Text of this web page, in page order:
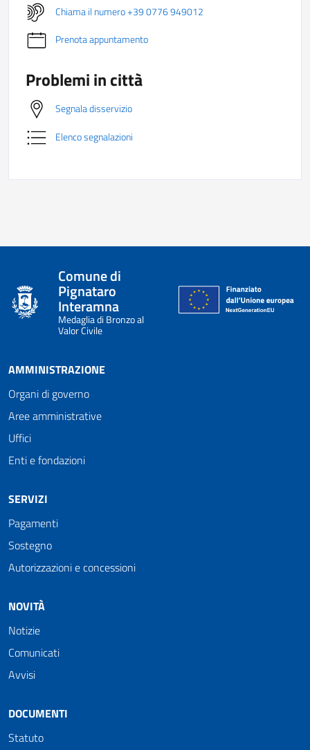
Chiama il numero +39 0776 949012
Prenota appuntamento
Problemi in città
Segnala disservizio
Elenco segnalazioni
Comune di
Pignataro
Interamna
Medaglia di Bronzo al
Valor Civile
AMMINISTRAZIONE
Organi di governo
Aree amministrative
Uffici
Enti e fondazioni
SERVIZI
Pagamenti
Sostegno
Autorizzazioni e concessioni
NOVITÀ
Notizie
Comunicati
Avvisi
DOCUMENTI
Statuto